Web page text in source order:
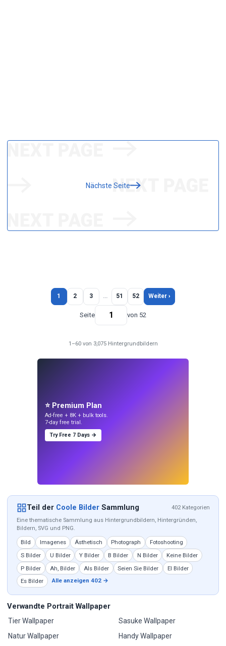
Nächste Seite
1 2 3 … 51 52 Weiter ›
Seite von 52
1–60 von 3,075 Hintergrundbildern
⭐ Premium Plan
Ad-free + 8K + bulk tools.
7-day free trial.
Try Free 7 Days →
Teil der Coole BilderSammlung
402 Kategorien
Eine thematische Sammlung aus Hintergrundbildern, Hintergründen,
Bildern, SVG und PNG.
Bild Imagenes Ästhetisch Photograph
Fotoshooting
S Bilder
U Bilder Y Bilder B Bilder N Bilder
Keine Bilder
P Bilder
Ah, Bilder Als Bilder Seien Sie Bilder
El Bilder
Es Bilder
Alle anzeigen 402 →
Verwandte Portrait Wallpaper
Tier Wallpaper
Natur Wallpaper
Sasuke Wallpaper
Handy Wallpaper